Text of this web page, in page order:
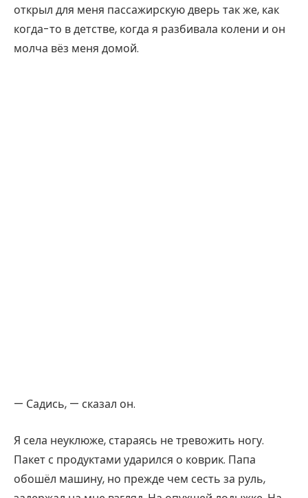
открыл для меня пассажирскую дверь так же, как
когда-то в детстве, когда я разбивала колени и он
молча вёз меня домой.
— Садись, — сказал он.
Я села неуклюже, стараясь не тревожить ногу.
Пакет с продуктами ударился о коврик. Папа
обошёл машину, но прежде чем сесть за руль,